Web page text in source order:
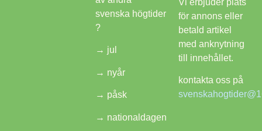
svenska högtider
?
→ jul
→ nyår
→ påsk
→ nationaldagen
Vi erbjuder plats
för annons eller
betald artikel
med anknytning
till innehållet.
kontakta oss på